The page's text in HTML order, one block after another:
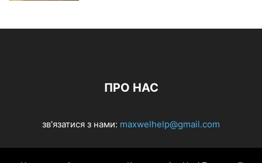
ПРО НАС
зв'язатися з нами: maxwelhelp@gmail.com